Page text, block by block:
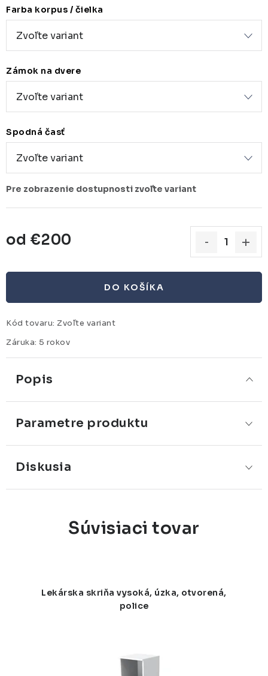
Farba korpus / čielka
Zámok na dvere
Spodná časť
od €200
DO KOŠÍKA
Kód tovaru: Zvoľte variant
Záruka: 5 rokov
Popis
Parametre produktu
Diskusia
Súvisiaci tovar
Lekárska skriňa vysoká, úzka, otvorená,
police